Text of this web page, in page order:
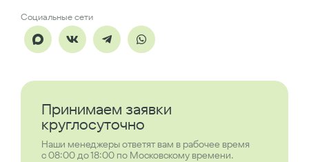
Социальные сети
Принимаем заявки
круглосуточно
Наши менеджеры ответят вам в рабочее время
с 08:00 до 18:00 по Московскому времени.